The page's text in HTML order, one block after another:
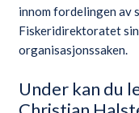
innom fordelingen av
Fiskeridirektoratet
organisasjonssaken.
Under kan du